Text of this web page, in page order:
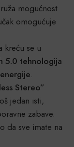
mogućnost
omogućuje
kreću se u
5.0 tehnologija
.
Stereo”
jedan isti,
zabave.
da sve imate na